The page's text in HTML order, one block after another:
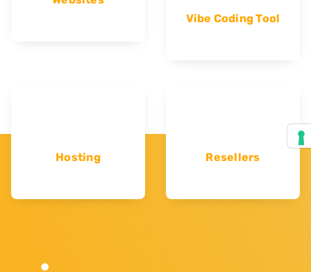
Vibe Coding Tool
Hosting Resellers